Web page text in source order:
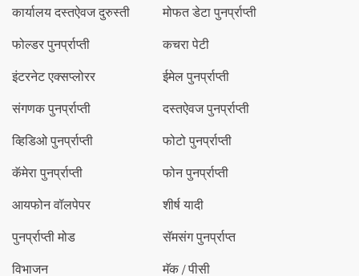
कार्यालय दस्तऐवज दुरुस्ती
मोफत डेटा पुनर्प्राप्ती
फोल्डर पुनर्प्राप्ती
कचरा पेटी
इंटरनेट एक्सप्लोरर
ईमेल पुनर्प्राप्ती
संगणक पुनर्प्राप्ती
दस्तऐवज पुनर्प्राप्ती
व्हिडिओ पुनर्प्राप्ती
फोटो पुनर्प्राप्ती
कॅमेरा पुनर्प्राप्ती
फोन पुनर्प्राप्ती
आयफोन वॉलपेपर
शीर्ष यादी
पुनर्प्राप्ती मोड
सॅमसंग पुनर्प्राप्त
विभाजन
मॅक / पीसी